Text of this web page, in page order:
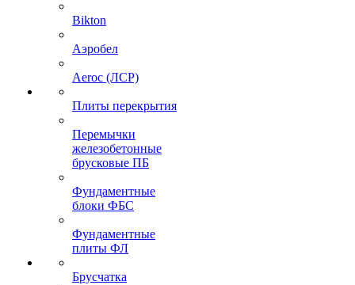
Bikton
Аэробел
Aeroc (ЛСР)
Плиты перекрытия
Перемычки
железобетонные
брусковые ПБ
Фундаментные
блоки ФБС
Фундаментные
плиты ФЛ
Брусчатка